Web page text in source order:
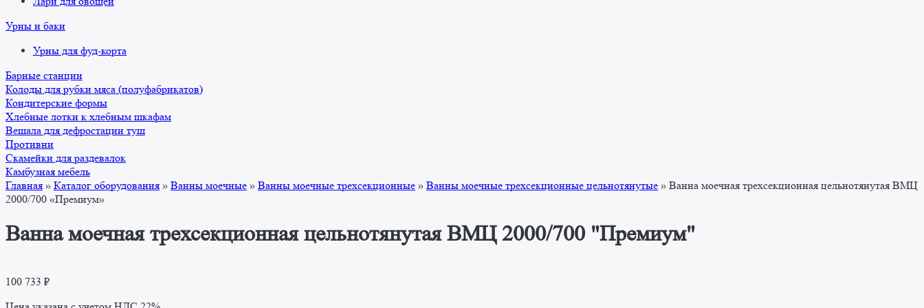
Урны и баки
Урны для фуд-корта
Барные станции
Колоды для рубки мяса (полуфабрикатов)
Кондитерские формы
Хлебные лотки к хлебным шкафам
Вешала для дефростации туш
Противни
Скамейки для раздевалок
Камбузная мебель
Главная » Каталог оборудования » Ванны моечные » Ванны моечные трехсекционные » Ванны моечные трехсекционные цельнотянутые » Ванна моечная трехсекционная цельнотянутая ВМЦ
2000/700 «Премиум»
Ванна моечная трехсекционная цельнотянутая ВМЦ 2000/700 "Премиум"
100 733 ₽